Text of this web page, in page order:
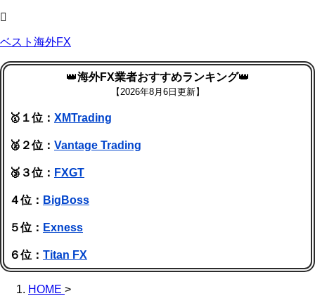
ベスト海外FX
👑海外FX業者おすすめランキング👑
【2026年8月6日更新】
🥇１位： XMTrading
🥈２位： Vantage Trading
🥉３位： FXGT
４位： BigBoss
５位： Exness
６位： Titan FX
HOME >